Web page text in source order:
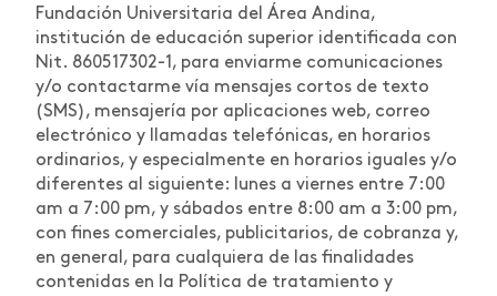
Fundación Universitaria del Área Andina,
institución de educación superior identificada con
Nit. 860517302-1, para enviarme comunicaciones
y/o contactarme vía mensajes cortos de texto
(SMS), mensajería por aplicaciones web, correo
electrónico y llamadas telefónicas, en horarios
ordinarios, y especialmente en horarios iguales y/o
diferentes al siguiente: lunes a viernes entre 7:00
am a 7:00 pm, y sábados entre 8:00 am a 3:00 pm,
con fines comerciales, publicitarios, de cobranza y,
en general, para cualquiera de las finalidades
contenidas en la Política de tratamiento y